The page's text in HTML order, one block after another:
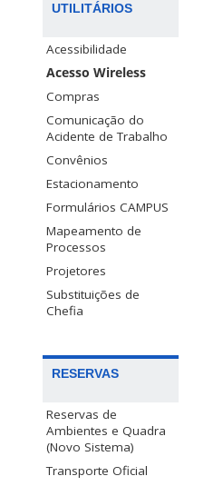
UTILITÁRIOS
Acessibilidade
Acesso Wireless
Compras
Comunicação do
Acidente de Trabalho
Convênios
Estacionamento
Formulários CAMPUS
Mapeamento de
Processos
Projetores
Substituições de
Chefia
RESERVAS
Reservas de
Ambientes e Quadra
(Novo Sistema)
Transporte Oficial